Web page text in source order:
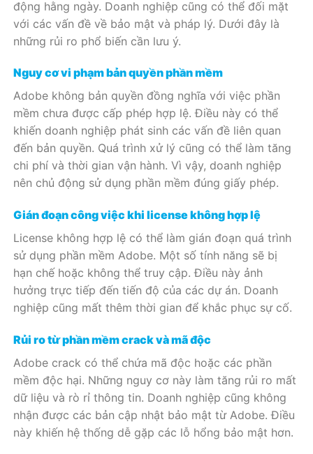
động hằng ngày. Doanh nghiệp cũng có thể đối mặt
với các vấn đề về bảo mật và pháp lý. Dưới đây là
những rủi ro phổ biến cần lưu ý.
Nguy cơ vi phạm bản quyền phần mềm
Adobe không bản quyền đồng nghĩa với việc phần
mềm chưa được cấp phép hợp lệ. Điều này có thể
khiến doanh nghiệp phát sinh các vấn đề liên quan
đến bản quyền. Quá trình xử lý cũng có thể làm tăng
chi phí và thời gian vận hành. Vì vậy, doanh nghiệp
nên chủ động sử dụng phần mềm đúng giấy phép.
Gián đoạn công việc khi license không hợp lệ
License không hợp lệ có thể làm gián đoạn quá trình
sử dụng phần mềm Adobe. Một số tính năng sẽ bị
hạn chế hoặc không thể truy cập. Điều này ảnh
hưởng trực tiếp đến tiến độ của các dự án. Doanh
nghiệp cũng mất thêm thời gian để khắc phục sự cố.
Rủi ro từ phần mềm crack và mã độc
Adobe crack có thể chứa mã độc hoặc các phần
mềm độc hại. Những nguy cơ này làm tăng rủi ro mất
dữ liệu và rò rỉ thông tin. Doanh nghiệp cũng không
nhận được các bản cập nhật bảo mật từ Adobe. Điều
này khiến hệ thống dễ gặp các lỗ hổng bảo mật hơn.